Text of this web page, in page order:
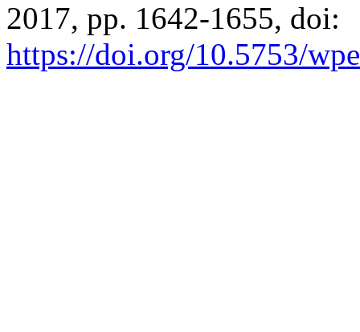
2017, pp. 1642-1655, doi:
https://doi.org/10.5753/